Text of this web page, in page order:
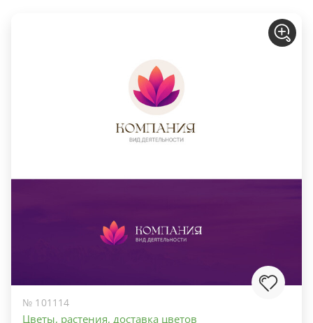
№ 101114
Цветы, растения, доставка цветов